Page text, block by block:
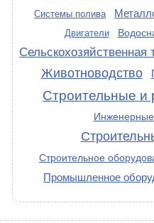
Системы полива
Двигатели
Сельскохозяйственная
Животноводство
Строительные и
Строительное
Промышленное